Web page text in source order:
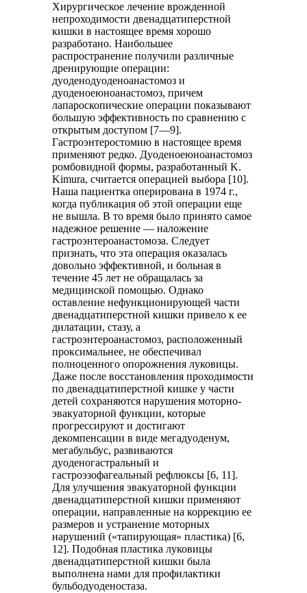
Хирургическое лечение врожденной
непроходимости двенадцатиперстной
кишки в настоящее время хорошо
разработано. Наибольшее
распространение получили различные
дренирующие операции:
дуоденодуоденоанастомоз и
дуоденоеюноанастомоз, причем
лапароскопические операции показывают
большую эффективность по сравнению с
открытым доступом [7—9].
Гастроэнтеростомию в настоящее время
применяют редко. Дуоденоеюноанастомоз
ромбовидной формы, разработанный K.
Kimura, считается операцией выбора [10].
Наша пациентка оперирована в 1974 г.,
когда публикация об этой операции еще
не вышла. В то время было принято самое
надежное решение — наложение
гастроэнтероанастомоза. Следует
признать, что эта операция оказалась
довольно эффективной, и больная в
течение 45 лет не обращалась за
медицинской помощью. Однако
оставление нефункционирующей части
двенадцатиперстной кишки привело к ее
дилатации, стазу, а
гастроэнтероанастомоз, расположенный
проксимальнее, не обеспечивал
полноценного опорожнения луковицы.
Даже после восстановления проходимости
по двенадцатиперстной кишке у части
детей сохраняются нарушения моторно-
эвакуаторной функции, которые
прогрессируют и достигают
декомпенсации в виде мегадуоденум,
мегабульбус, развиваются
дуоденогастральный и
гастроэзофагеальный рефлюксы [6, 11].
Для улучшения эвакуаторной функции
двенадцатиперстной кишки применяют
операции, направленные на коррекцию ее
размеров и устранение моторных
нарушений («тапирующая» пластика) [6,
12]. Подобная пластика луковицы
двенадцатиперстной кишки была
выполнена нами для профилактики
бульбодуоденостаза.